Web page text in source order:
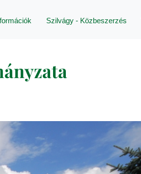
Szilvágy - Közbeszerzés